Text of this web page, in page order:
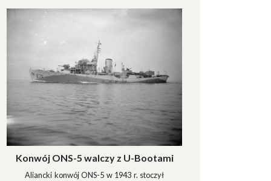
Konwój ONS-5 walczy z U-Bootami
Aliancki konwój ONS-5 w 1943 r. stoczył